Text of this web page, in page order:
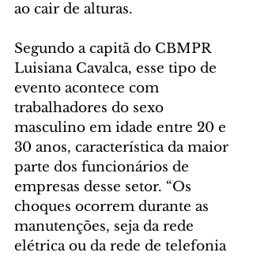
ao cair de alturas.
Segundo a capitã do CBMPR
Luisiana Cavalca, esse tipo de
evento acontece com
trabalhadores do sexo
masculino em idade entre 20 e
30 anos, característica da maior
parte dos funcionários de
empresas desse setor. “Os
choques ocorrem durante as
manutenções, seja da rede
elétrica ou da rede de telefonia